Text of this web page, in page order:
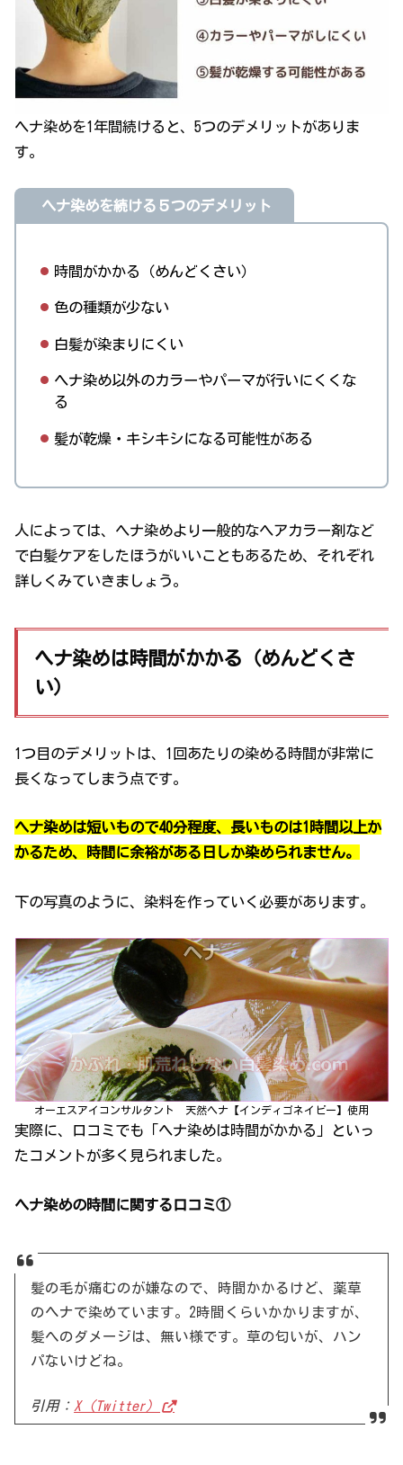
ヘナ染めを1年間続けると、5つのデメリットがありま
す。
ヘナ染めを続ける５つのデメリット
時間がかかる（めんどくさい）
色の種類が少ない
白髪が染まりにくい
ヘナ染め以外のカラーやパーマが行いにくくな
る
髪が乾燥・キシキシになる可能性がある
人によっては、ヘナ染めより一般的なヘアカラー剤など
で白髪ケアをしたほうがいいこともあるため、それぞれ
詳しくみていきましょう。
ヘナ染めは時間がかかる（めんどくさ
い）
1つ目のデメリットは、1回あたりの染める時間が非常に
長くなってしまう点です。
ヘナ染めは短いもので40分程度、長いものは1時間以上か
かるため、時間に余裕がある日しか染められません。
下の写真のように、染料を作っていく必要があります。
オーエスアイコンサルタント 天然ヘナ【インディゴネイビー】使用
実際に、口コミでも「ヘナ染めは時間がかかる」といっ
たコメントが多く見られました。
ヘナ染めの時間に関する口コミ①
髪の毛が痛むのが嫌なので、時間かかるけど、薬草
のヘナで染めています。2時間くらいかかりますが、
髪へのダメージは、無い様です。草の匂いが、ハン
パないけどね。
引用： X（Twitter）